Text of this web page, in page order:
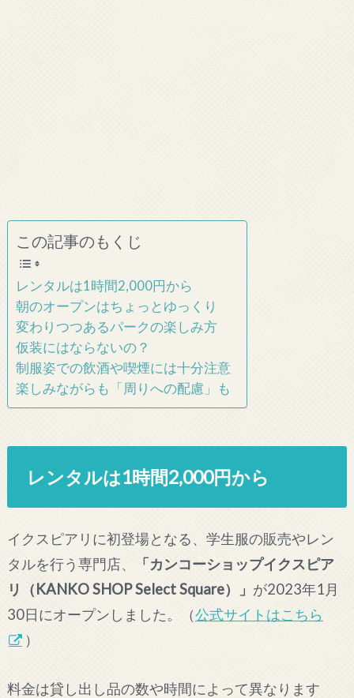
この記事のもくじ
レンタルは1時間2,000円から
朝のオープンはちょっとゆっくり
変わりつつあるパークの楽しみ方
仮装にはならないの？
制服姿での飲酒や喫煙には十分注意
楽しみながらも「周りへの配慮」も
レンタルは1時間2,000円から
イクスピアリに初登場となる、学生服の販売やレン
タルを行う専門店、
「カンコーショップイクスピア
リ（KANKO SHOP Select Square）」 が2023年1月
30日にオープンしました。（公式サイトはこちら
）
料金は貸し出し品の数や時間によって異なります